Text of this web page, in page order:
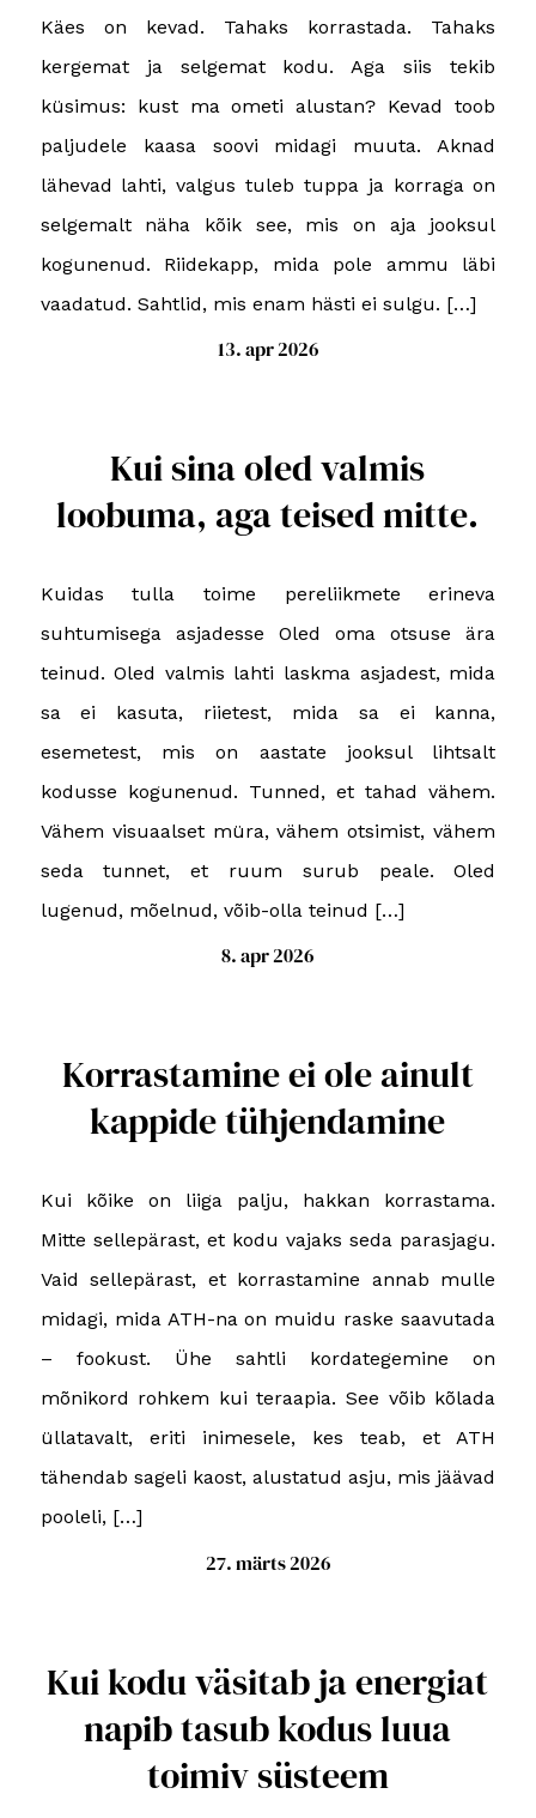
Käes on kevad. Tahaks korrastada. Tahaks
kergemat ja selgemat kodu. Aga siis tekib
küsimus: kust ma ometi alustan? Kevad toob
paljudele kaasa soovi midagi muuta. Aknad
lähevad lahti, valgus tuleb tuppa ja korraga on
selgemalt näha kõik see, mis on aja jooksul
kogunenud. Riidekapp, mida pole ammu läbi
vaadatud. Sahtlid, mis enam hästi ei sulgu. […]
13. apr 2026
Kui sina oled valmis
loobuma, aga teised mitte.
Kuidas tulla toime pereliikmete erineva
suhtumisega asjadesse Oled oma otsuse ära
teinud. Oled valmis lahti laskma asjadest, mida
sa ei kasuta, riietest, mida sa ei kanna,
esemetest, mis on aastate jooksul lihtsalt
kodusse kogunenud. Tunned, et tahad vähem.
Vähem visuaalset müra, vähem otsimist, vähem
seda tunnet, et ruum surub peale. Oled
lugenud, mõelnud, võib-olla teinud […]
8. apr 2026
Korrastamine ei ole ainult
kappide tühjendamine
Kui kõike on liiga palju, hakkan korrastama.
Mitte sellepärast, et kodu vajaks seda parasjagu.
Vaid sellepärast, et korrastamine annab mulle
midagi, mida ATH-na on muidu raske saavutada
– fookust. Ühe sahtli kordategemine on
mõnikord rohkem kui teraapia. See võib kõlada
üllatavalt, eriti inimesele, kes teab, et ATH
tähendab sageli kaost, alustatud asju, mis jäävad
pooleli, […]
27. märts 2026
Kui kodu väsitab ja energiat
napib tasub kodus luua
toimiv süsteem